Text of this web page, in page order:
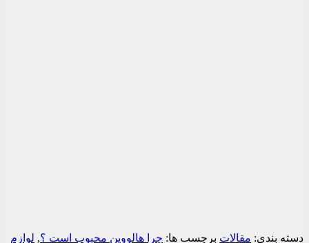
دسته بندی: مقالات برچسب ها: چرا هالووین محبوب است ؟, لوازم